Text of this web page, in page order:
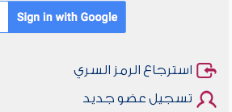
استرجاع الرمز السري
تسجيل عضو جديد